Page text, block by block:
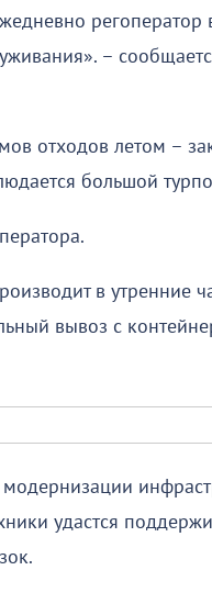
регоператор
–
отходов летом –
большой
в утренние
вывоз с
удастся